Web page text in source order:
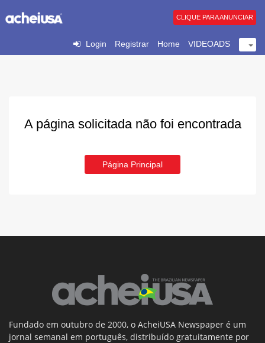
Login Registrar Home VIDEOADS
CLIQUE PARA ANUNCIAR
A página solicitada não foi encontrada
Página Principal
Fundado em outubro de 2000, o AcheiUSA Newspaper é um
jornal semanal em português, distribuído gratuitamente por